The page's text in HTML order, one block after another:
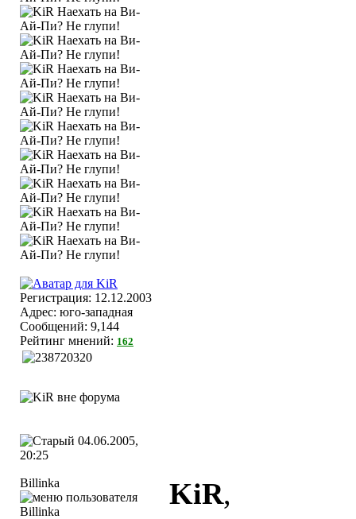
Регистрация: 12.12.2003
Адрес: юго-западная
Сообщений: 9,144
Рейтинг мнений: 162
04.06.2005,
20:25
Billinka KiR,